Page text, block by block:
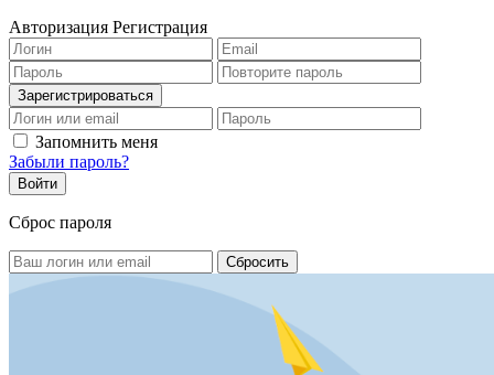
Авторизация Регистрация
Запомнить меня
Забыли пароль?
Сброс пароля